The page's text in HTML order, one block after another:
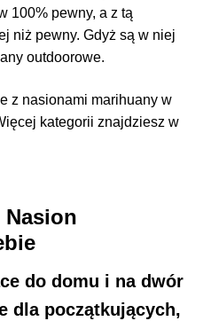
100% pewny, a z tą
niż pewny. Gdyż są w niej
outdoorowe.
z nasionami marihuany w
kategorii znajdziesz w
Nasion
do domu i na dwór
dla początkujących,